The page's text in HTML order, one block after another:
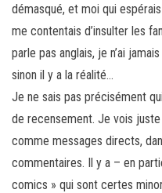
démasqué, et moi qui
me contentais d’insulter les
parle pas anglais, je n’ai
sinon il y a la réalité…
Je ne sais pas précisément
de recensement. Je vois
comme messages directs,
commentaires. Il y a – en
comics » qui sont certes